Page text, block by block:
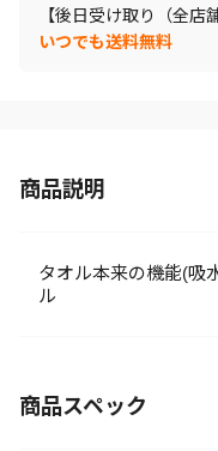
【後日受け取り（全店
いつでも送料無料
商品説明
タオル本来の機能(吸
ル
商品スペック